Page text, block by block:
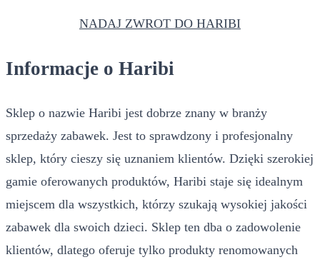
NADAJ ZWROT DO HARIBI
Informacje o Haribi
Sklep o nazwie Haribi jest dobrze znany w branży
sprzedaży zabawek. Jest to sprawdzony i profesjonalny
sklep, który cieszy się uznaniem klientów. Dzięki szerokiej
gamie oferowanych produktów, Haribi staje się idealnym
miejscem dla wszystkich, którzy szukają wysokiej jakości
zabawek dla swoich dzieci. Sklep ten dba o zadowolenie
klientów, dlatego oferuje tylko produkty renomowanych